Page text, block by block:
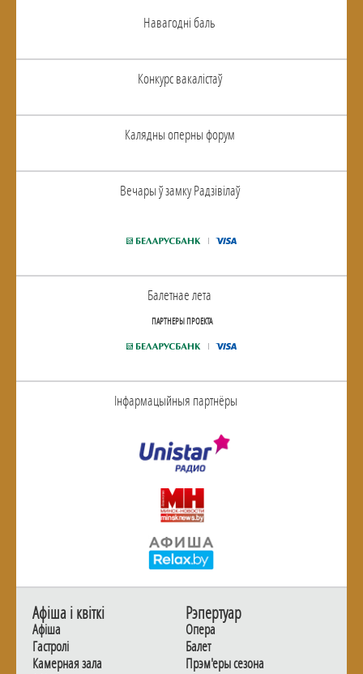
Навагоднi баль
Конкурс вакалiстаў
Калядны оперны форум
Вечары ў замку Радзiвiлаў
Балетнае лета
ПАРТНЕРЫ ПРОЕКТА
Інфармацыйныя партнёры
Афiша i квiткi
Афiша
Гастролi
Камерная зала
Рэпертуар
Опера
Балет
Прэм'еры сезона